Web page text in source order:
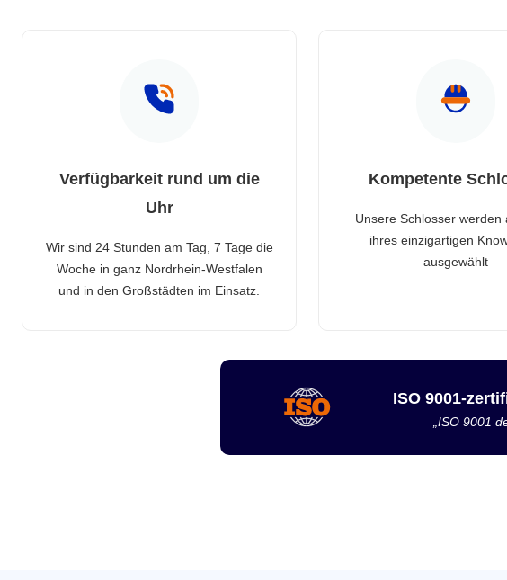
Verfügbarkeit rund um die
Uhr
Wir sind 24 Stunden am Tag, 7 Tage die
Woche in ganz Nordrhein-Westfalen
und in den Großstädten im Einsatz.
Kompetente
Unsere Schlosser werden
ihres einzigartigen
ausgewählt
ISO 9001-
„ISO 9001